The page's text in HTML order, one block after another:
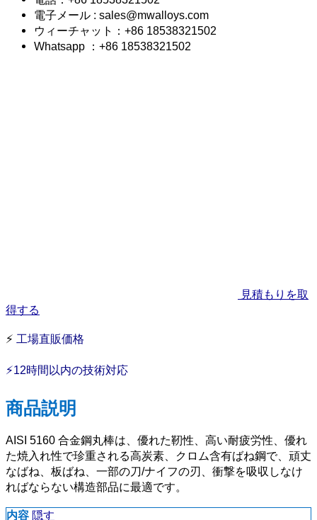
電子メール : sales@mwalloys.com
ウィーチャット：+86 18538321502
Whatsapp ：+86 18538321502
見積もりを取
得する
⚡ 工場直販価格
⚡12時間以内の技術対応
商品説明
AISI 5160 合金鋼丸棒は、優れた靭性、高い耐疲労性、優れ
た焼入れ性で珍重される高炭素、クロム含有ばね鋼で、頑丈
なばね、板ばね、一部の刀/ナイフの刃、衝撃を吸収しなけ
ればならない構造部品に最適です。
内容 隠す